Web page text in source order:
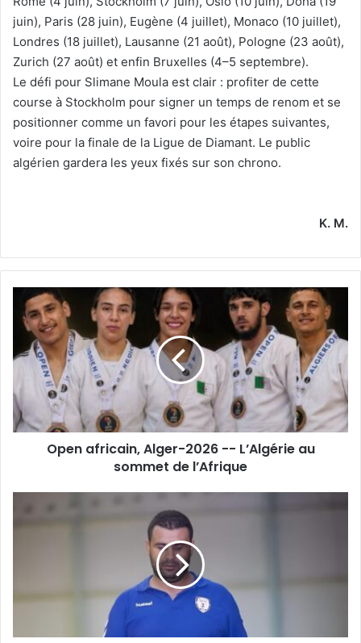
juin), Paris (28 juin), Eugène (4 juillet), Monaco (10 juillet),
Londres (18 juillet), Lausanne (21 août), Pologne (23 août),
Zurich (27 août) et enfin Bruxelles (4–5 septembre).
Le défi pour Slimane Moula est clair : profiter de cette
course à Stockholm pour signer un temps de renom et se
positionner comme un favori pour les étapes suivantes,
voire pour la finale de la Ligue de Diamant. Le public
algérien gardera les yeux fixés sur son chrono.
K. M.
Open
africain,
Alger-
2026
-
L’Algérie
au
sommet
Open africain, Alger-2026 -- L’Algérie au
sommet de l’Afrique
Sidi
à